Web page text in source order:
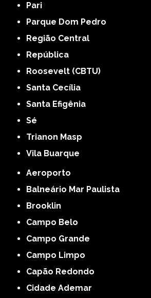
Pari
Parque Dom Pedro
Região Central
República
Roosevelt (CBTU)
Santa Cecília
Santa Efigênia
Sé
Trianon Masp
Vila Buarque
Aeroporto
Balneário Mar Paulista
Brooklin
Campo Belo
Campo Grande
Campo Limpo
Capão Redondo
Cidade Ademar